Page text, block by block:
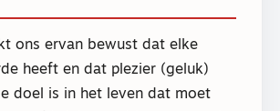
ons ervan bewust dat elke
heeft en dat plezier (geluk)
doel is in het leven dat moet